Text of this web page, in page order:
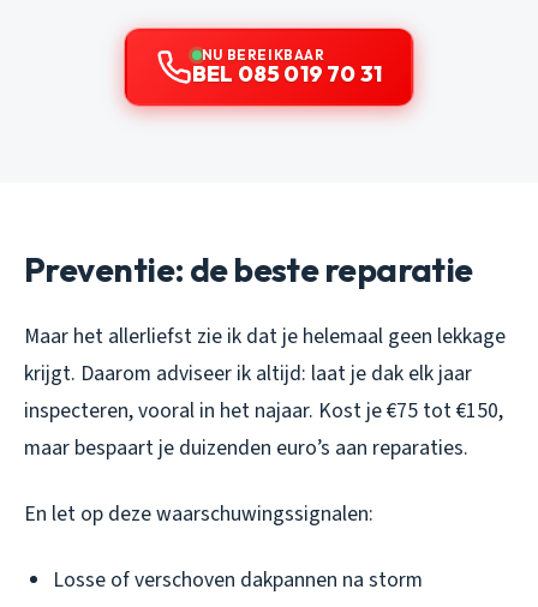
NU BEREIKBAAR
BEL 085 019 70 31
Preventie: de beste reparatie
Maar het allerliefst zie ik dat je helemaal geen lekkage
krijgt. Daarom adviseer ik altijd: laat je dak elk jaar
inspecteren, vooral in het najaar. Kost je €75 tot €150,
maar bespaart je duizenden euro’s aan reparaties.
En let op deze waarschuwingssignalen:
Losse of verschoven dakpannen na storm